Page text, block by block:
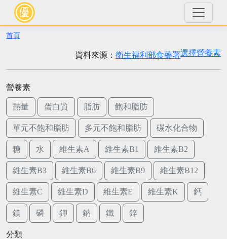
首頁
選擇營養素
資料來源： 衛生福利部食藥署
營養素
熱量 蛋白質 脂肪 飽和脂肪
單元不飽和脂肪 多元不飽和脂肪 碳水化合物
糖 水 維生素A 維生素B1 維生素B2
維生素B3 維生素B6 維生素B9 維生素B12
維生素C 維生素D 維生素E 維生素K 鈣
鎂 磷 鉀 鈉 鐵 鋅
分類